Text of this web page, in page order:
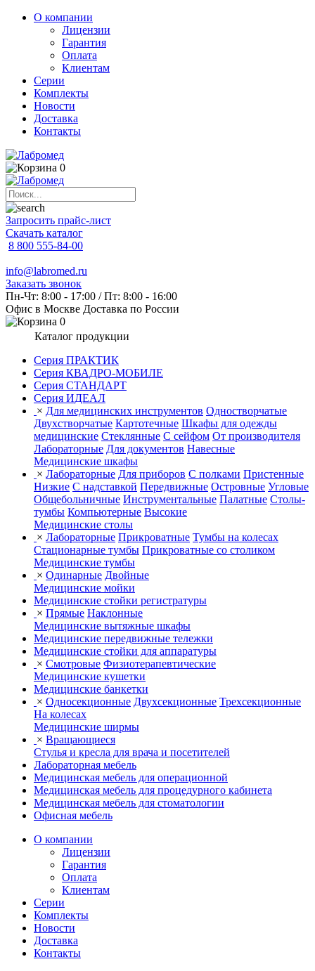
О компании
Лицензии
Гарантия
Оплата
Клиентам
Серии
Комплекты
Новости
Доставка
Контакты
0
Запросить прайс-лист
Скачать каталог
8 800 555-84-00
info@labromed.ru
Заказать звонок
Пн-Чт: 8:00 - 17:00 / Пт: 8:00 - 16:00
Офис в Москве Доставка по России
0
Каталог продукции
Серия ПРАКТИК
Серия КВАДРО-МОБИЛЕ
Серия СТАНДАРТ
Серия ИДЕАЛ
× Для медицинских инструментов Одностворчатые
Двухстворчатые Картотечные Шкафы для одежды
медицинские Стеклянные С сейфом От производителя
Лабораторные Для документов Навесные
Медицинские шкафы
× Лабораторные Для приборов С полками Пристенные
Низкие С надставкой Передвижные Островные Угловые
Общебольничные Инструментальные Палатные Столы-
тумбы Компьютерные Высокие
Медицинские столы
× Лабораторные Прикроватные Тумбы на колесах
Стационарные тумбы Прикроватные со столиком
Медицинские тумбы
× Одинарные Двойные
Медицинские мойки
Медицинские стойки регистратуры
× Прямые Наклонные
Медицинские вытяжные шкафы
Медицинские передвижные тележки
Медицинские стойки для аппаратуры
× Смотровые Физиотерапевтические
Медицинские кушетки
Медицинские банкетки
× Односекционные Двухсекционные Трехсекционные
На колесах
Медицинские ширмы
× Вращающиеся
Стулья и кресла для врача и посетителей
Лабораторная мебель
Медицинская мебель для операционной
Медицинская мебель для процедурного кабинета
Медицинская мебель для стоматологии
Офисная мебель
О компании
Лицензии
Гарантия
Оплата
Клиентам
Серии
Комплекты
Новости
Доставка
Контакты